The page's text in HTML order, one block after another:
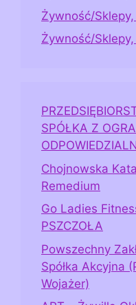
Żywność/
Żywność/
SPÓŁKA Z
Chojnowska
Remedium
Go Ladies
PSZCZOŁA
Powszechny
Spółka Akcyjna
Wojażer)